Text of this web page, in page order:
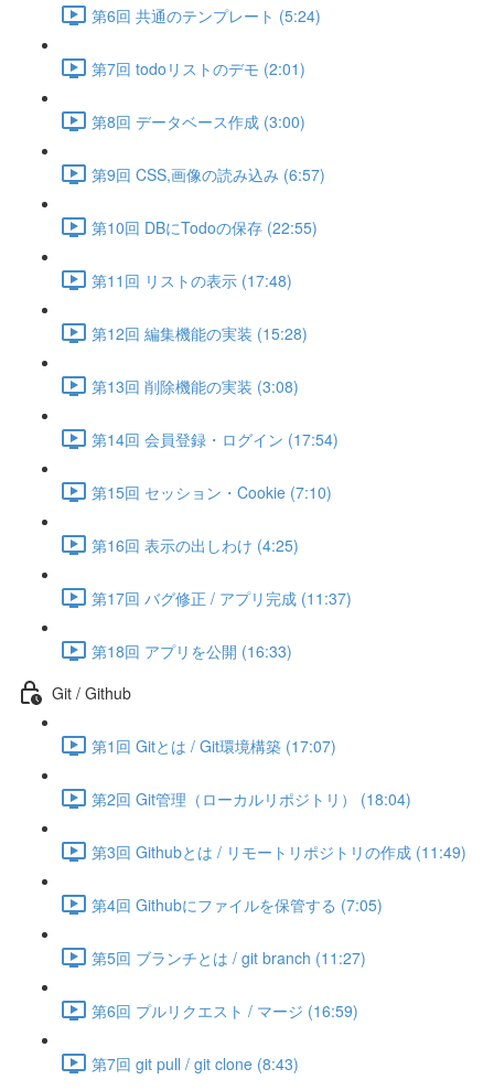
第6回 共通のテンプレート (5:24)
第7回 todoリストのデモ (2:01)
第8回 データベース作成 (3:00)
第9回 CSS,画像の読み込み (6:57)
第10回 DBにTodoの保存 (22:55)
第11回 リストの表示 (17:48)
第12回 編集機能の実装 (15:28)
第13回 削除機能の実装 (3:08)
第14回 会員登録・ログイン (17:54)
第15回 セッション・Cookie (7:10)
第16回 表示の出しわけ (4:25)
第17回 バグ修正 / アプリ完成 (11:37)
第18回 アプリを公開 (16:33)
Git / Github
第1回 Gitとは / Git環境構築 (17:07)
第2回 Git管理（ローカルリポジトリ） (18:04)
第3回 Githubとは / リモートリポジトリの作成 (11:49)
第4回 Githubにファイルを保管する (7:05)
第5回 ブランチとは / git branch (11:27)
第6回 プルリクエスト / マージ (16:59)
第7回 git pull / git clone (8:43)